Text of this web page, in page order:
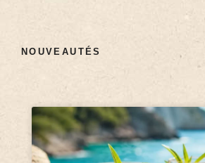
NOUVEAUTÉS